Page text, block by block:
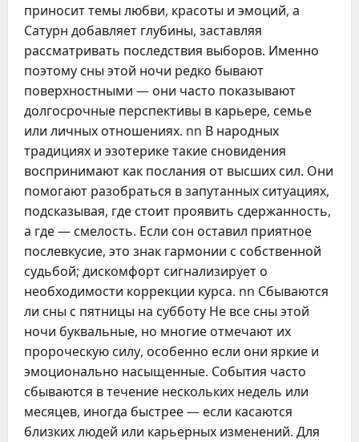
приносит темы любви, красоты и эмоций, а
Сатурн добавляет глубины, заставляя
рассматривать последствия выборов. Именно
поэтому сны этой ночи редко бывают
поверхностными — они часто показывают
долгосрочные перспективы в карьере, семье
или личных отношениях. nn В народных
традициях и эзотерике такие сновидения
воспринимают как послания от высших сил. Они
помогают разобраться в запутанных ситуациях,
подсказывая, где стоит проявить сдержанность,
а где — смелость. Если сон оставил приятное
послевкусие, это знак гармонии с собственной
судьбой; дискомфорт сигнализирует о
необходимости коррекции курса. nn Сбываются
ли сны с пятницы на субботу Не все сны этой
ночи буквальные, но многие отмечают их
пророческую силу, особенно если они яркие и
эмоционально насыщенные. События часто
сбываются в течение нескольких недель или
месяцев, иногда быстрее — если касаются
близких людей или карьерных изменений. Для